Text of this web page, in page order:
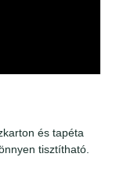
és tapéta
tisztítható.